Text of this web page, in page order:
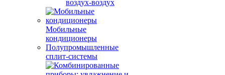
воздух-воздух
Мобильные
кондиционеры
Полупромышленные
сплит-системы